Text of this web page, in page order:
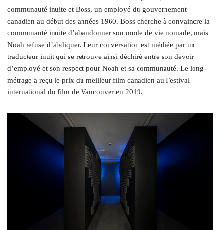
communauté inuite et Boss, un employé du gouvernement
canadien au début des années 1960. Boss cherche à convaincre la
communauté inuite d’abandonner son mode de vie nomade, mais
Noah refuse d’abdiquer. Leur conversation est médiée par un
traducteur inuit qui se retrouve ainsi déchiré entre son devoir
d’employé et son respect pour Noah et sa communauté. Le long-
métrage a reçu le prix du meilleur film canadien au Festival
international du film de Vancouver en 2019.